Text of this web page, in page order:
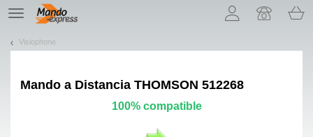
TE
navigation
Visiophone
Mando a Distancia THOMSON 512268
100% compatible
¡Permítenos presentarte nuestras cookies!